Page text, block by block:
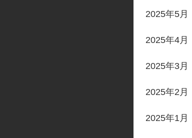
2025年5月
2025年4月
2025年3月
2025年2月
2025年1月